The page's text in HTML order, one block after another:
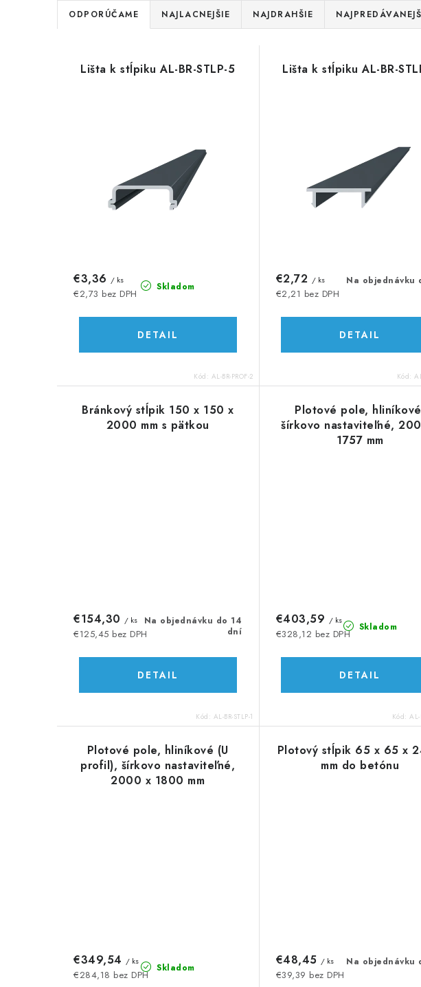
R
a
o
ODPORÚČAME NAJLACNEJŠIE NAJDRAHŠIE
v
Lišta k stĺpiku AL-BR-STLP-5
Skladom
€2,73 bez DPH
€3,36 / ks
DETAIL
Kód: AL-BR-PROF-2
Lišta k stĺpiku AL-BR-
Na objednávku
€2,21 bez DPH
€2,72 / ks
DETAIL
Kód:
Bránkový stĺpik 150 x 150 x
2000 mm s pätkou
Na objednávku do 14
dní
€125,45 bez DPH
€154,30 / ks
DETAIL
Kód: AL-BR-STLP-1
Plotové pole,
šírkovo nastaviteľné,
1757 mm
Skladom
€328,12 bez DPH
€403,59 / ks
DETAIL
Kód:
Plotové pole, hliníkové (U
profil), šírkovo nastaviteľné,
2000 x 1800 mm
Skladom
€284,18 bez DPH
€349,54 / ks
Plotový stĺpik 65 x 65 x
mm do betónu
Na objednávku
€39,39 bez DPH
€48,45 / ks